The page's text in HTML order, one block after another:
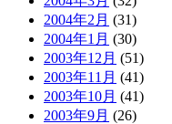
2004年2月 (31)
2004年1月 (30)
2003年12月 (51)
2003年11月 (41)
2003年10月 (41)
2003年9月 (26)